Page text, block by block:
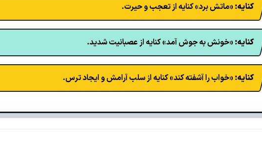
کنایه: «ماتش برد» کنایه از تعجب و حیرت.
کنایه: «خونش به جوش آمد» کنایه از عصبانیت شدید.
کنایه: «خواب را آشفته کند» کنایه از سلب آرامش و ایجاد ترس.